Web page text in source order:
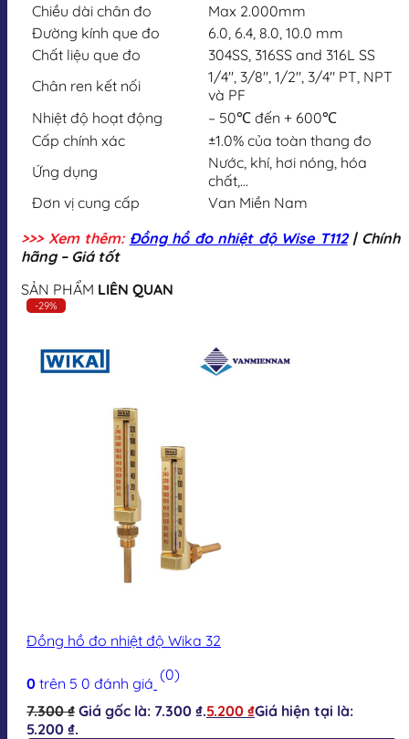
Chiều dài chân đo
Max 2.000mm
Đường kính que đo
6.0, 6.4, 8.0, 10.0 mm
Chất liệu que đo
304SS, 316SS and 316L SS
Chân ren kết nối
1/4″, 3/8″, 1/2″, 3/4″ PT, NPT
và PF
Nhiệt độ hoạt động
– 50℃ đến + 600℃
Cấp chính xác
±1.0% của toàn thang đo
Ứng dụng
Nước, khí, hơi nóng, hóa
chất,…
Đơn vị cung cấp
Van Miền Nam
>>> Xem thêm: Đồng hồ đo nhiệt độ Wise T112| Chính
hãng – Giá tốt
SẢN PHẨM LIÊN QUAN
-29%
Đồng hồ đo nhiệt độ Wika 32
0 trên 5 0 đánh giá (0)
7.300₫ Giá gốc là: 7.300 ₫.5.200 ₫Giá hiện tại là:
5.200 ₫.